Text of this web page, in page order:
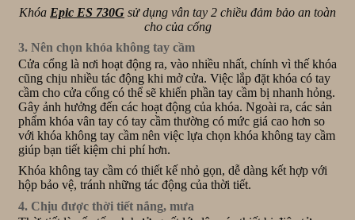
Khóa Epic ES 730G sử dụng vân tay 2 chiều đảm bảo an toàn
cho của cổng
3. Nên chọn khóa không tay cầm
Cửa cổng là nơi hoạt động ra, vào nhiều nhất, chính vì thế khóa
cũng chịu nhiều tác động khi mở cửa. Việc lắp đặt khóa có tay
cầm cho cửa cổng có thể sẽ khiến phần tay cầm bị nhanh hỏng.
Gây ảnh hưởng đến các hoạt động của khóa. Ngoài ra, các sản
phẩm khóa vân tay có tay cầm thường có mức giá cao hơn so
với khóa không tay cầm nên việc lựa chọn khóa không tay cầm
giúp bạn tiết kiệm chi phí hơn.
Khóa không tay cầm có thiết kế nhỏ gọn, dễ dàng kết hợp với
hộp bảo vệ, tránh những tác động của thời tiết.
4. Chịu được thời tiết nắng, mưa